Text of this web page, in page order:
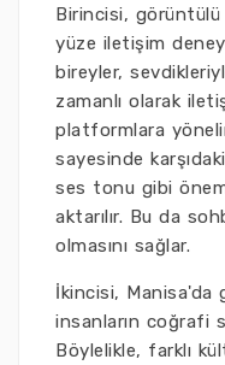
Birincisi,
yüze iletişim
bireyler,
zamanlı olarak
platformlara
sayesinde
ses tonu gibi
aktarılır. Bu da
olmasını sağlar.
İkincisi,
insanların coğrafi
Böylelikle, farklı